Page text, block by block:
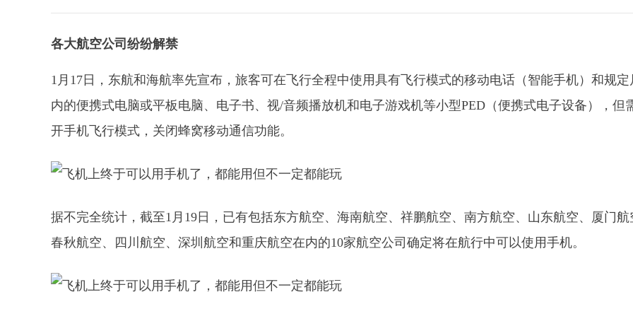
各大航空公司纷纷解禁
1月17日，东航和海航率先宣布，旅客可在飞行全程中使用具有飞行模式的移动电话（智能手机）和规定
内的便携式电脑或平板电脑、电子书、视/音频播放机和电子游戏机等小型PED（便携式电子设备），但
开手机飞行模式，关闭蜂窝移动通信功能。
据不完全统计，截至1月19日，已有包括东方航空、海南航空、祥鹏航空、南方航空、山东航空、厦门航
春秋航空、四川航空、深圳航空和重庆航空在内的10家航空公司确定将在航行中可以使用手机。